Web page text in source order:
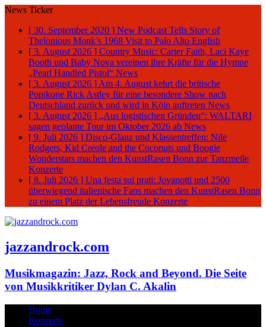
News Ticker
[ 30. September 2020 ] New Podcast Tells Story of
Thelonious Monk’s 1968 Visit to Palo Alto English
[ 3. August 2026 ] Country Music: Carter Faith, Laci Kaye
Booth und Baby Nova vereinen ihre Kräfte für die Hymne
„Pearl Handled Pistol“ News
[ 3. August 2026 ] Am 4. August kehrt die britische
Popikone Rick Astley für eine besondere Show nach
Deutschland zurück und wird in Köln auftreten News
[ 3. August 2026 ] „Aus logistischen Gründen“: WALTARI
sagen geplante Tour im Oktober 2026 ab News
[ 9. Juli 2026 ] Disco-Glanz und Klassentreffen: Nile
Rodgers, Kid Creole and the Coconuts und Boogie
Wonderstars machen den KunstRasen Bonn zur Tanzmeile
Konzerte
[ 8. Juli 2026 ] Una festa sui prati: Jovanotti und 2500
überwiegend italienische Fans machen den KunstRasen Bonn
zu einem Platz der Lebensfreude Konzerte
jazzandrock.com
Musikmagazin: Jazz, Rock and Beyond. Die Seite
von Musikkritiker Dylan C. Akalin
Home
Konzerte